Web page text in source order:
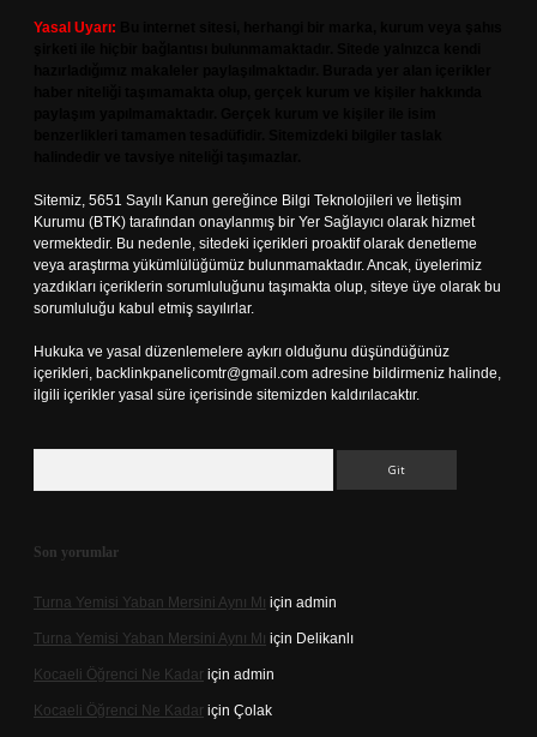
Yasal Uyarı:
Sitemiz, 5651 Sayılı Kanun gereğince Bilgi Teknolojileri ve İletişim
Kurumu (BTK) tarafından onaylanmış bir Yer Sağlayıcı olarak hizmet
vermektedir. Bu nedenle, sitedeki içerikleri proaktif olarak denetleme
veya araştırma yükümlülüğümüz bulunmamaktadır. Ancak, üyelerimiz
yazdıkları içeriklerin sorumluluğunu taşımakta olup, siteye üye olarak bu
sorumluluğu kabul etmiş sayılırlar.
Hukuka ve yasal düzenlemelere aykırı olduğunu düşündüğünüz
içerikleri, backlinkpanelicomtr@gmail.com adresine bildirmeniz halinde,
ilgili içerikler yasal süre içerisinde sitemizden kaldırılacaktır.
Son yorumlar
Turna Yemisi Yaban Mersini Aynı Mı için admin
Turna Yemisi Yaban Mersini Aynı Mı için Delikanlı
Kocaeli Öğrenci Ne Kadar için admin
Kocaeli Öğrenci Ne Kadar için Çolak